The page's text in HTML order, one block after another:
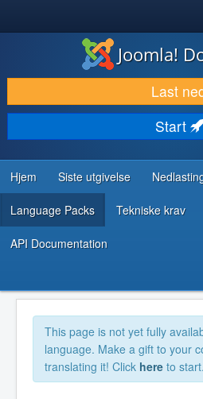
LAST NED & UTVID
OPPDAG & LÆR
SAMFUNN & BRUKERSTØTTE
UTVIKLINGSRESSURSER
Joomla!
Last
Start
Hjem Siste utgivelse
Language Packs Tekniske krav
API Documentation
This page is not yet fully
language. Make a gift to your
translating it! Click here to start.